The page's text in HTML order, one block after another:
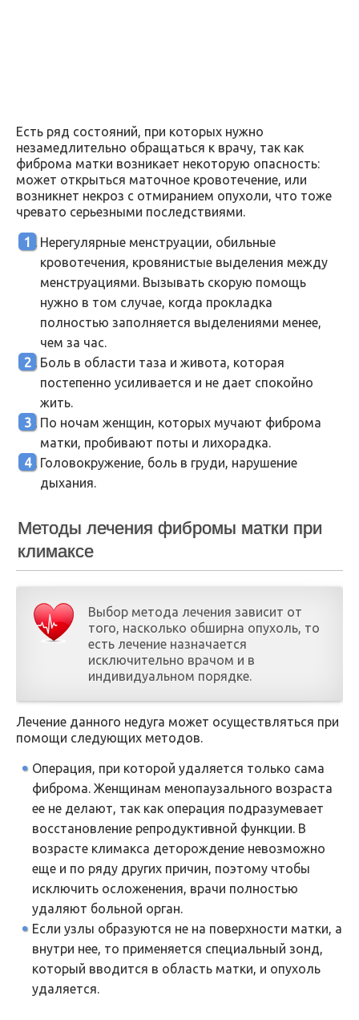
Есть ряд состояний, при которых нужно
незамедлительно обращаться к врачу, так как
фиброма матки возникает некоторую опасность:
может открыться маточное кровотечение, или
возникнет некроз с отмиранием опухоли, что тоже
чревато серьезными последствиями.
Нерегулярные менструации, обильные
кровотечения, кровянистые выделения между
менструациями. Вызывать скорую помощь
нужно в том случае, когда прокладка
полностью заполняется выделениями менее,
чем за час.
Боль в области таза и живота, которая
постепенно усиливается и не дает спокойно
жить.
По ночам женщин, которых мучают фиброма
матки, пробивают поты и лихорадка.
Головокружение, боль в груди, нарушение
дыхания.
Методы лечения фибромы матки при
климаксе
Выбор метода лечения зависит от
того, насколько обширна опухоль, то
есть лечение назначается
исключительно врачом и в
индивидуальном порядке.
Лечение данного недуга может осуществляться при
помощи следующих методов.
Операция, при которой удаляется только сама
фиброма. Женщинам менопаузального возраста
ее не делают, так как операция подразумевает
восстановление репродуктивной функции. В
возрасте климакса деторождение невозможно
еще и по ряду других причин, поэтому чтобы
исключить осложенения, врачи полностью
удаляют больной орган.
Если узлы образуются не на поверхности матки, а
внутри нее, то применяется специальный зонд,
который вводится в область матки, и опухоль
удаляется.